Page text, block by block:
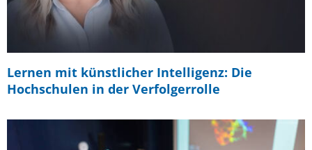
Lernen mit künstlicher Intelligenz: Die
Hochschulen in der Verfolgerrolle